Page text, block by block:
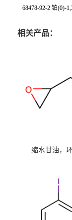
68478-92-2 铂(0)-
相关产品：
缩水甘油，